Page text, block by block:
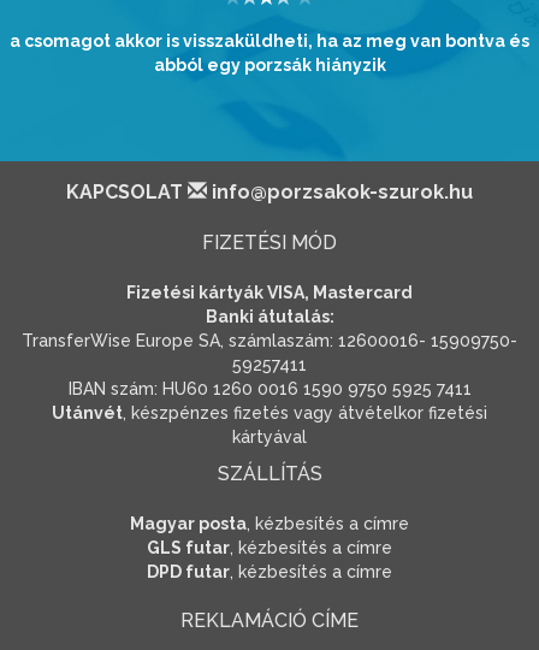
a csomagot akkor is visszaküldheti, ha az meg van bontva és
abból egy porzsák hiányzik
KAPCSOLAT info@porzsakok-szurok.hu
FIZETÉSI MÓD
Fizetési kártyák VISA, Mastercard
Banki átutalás:
TransferWise Europe SA, számlaszám: 12600016- 15909750-
59257411
IBAN szám: HU60 1260 0016 1590 9750 5925 7411
Utánvét , készpénzes fizetés vagy átvételkor fizetési
kártyával
SZÁLLÍTÁS
Magyar posta , kézbesítés a címre
GLS futar , kézbesítés a címre
DPD futar , kézbesítés a címre
REKLAMÁCIÓ CÍME